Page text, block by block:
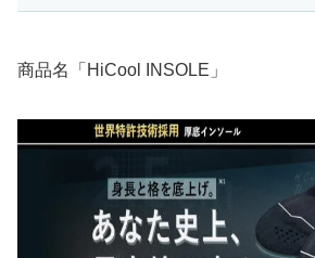
商品名「HiCool INSOLE」